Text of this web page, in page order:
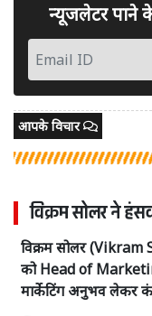
न्यूजलेटर पाने
आपके विचार
विक्रम सोलर ने
विक्रम सोलर
को Head of
मार्केटिंग अनुभव लेकर